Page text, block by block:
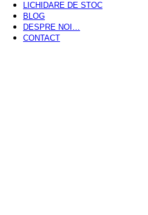
LICHIDARE DE STOC
BLOG
DESPRE NOI…
CONTACT